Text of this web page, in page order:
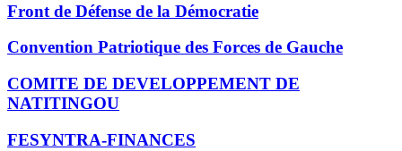
Front de Défense de la Démocratie
Convention Patriotique des Forces de Gauche
COMITE DE DEVELOPPEMENT DE
NATITINGOU
FESYNTRA-FINANCES